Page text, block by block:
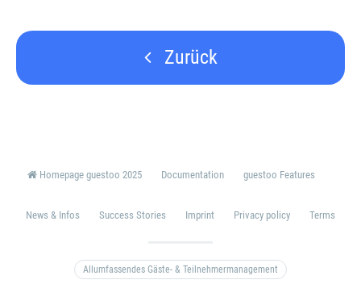
Zurück
Homepage guestoo 2025 Documentation guestoo Features
News & Infos Success Stories Imprint Privacy policy Terms
Allumfassendes Gäste- & Teilnehmermanagement